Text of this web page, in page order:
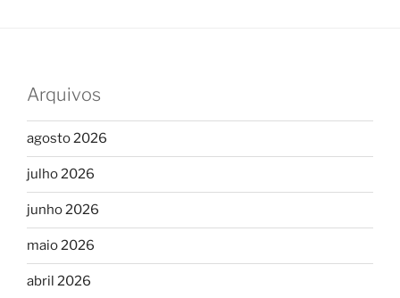
Arquivos
agosto 2026
julho 2026
junho 2026
maio 2026
abril 2026